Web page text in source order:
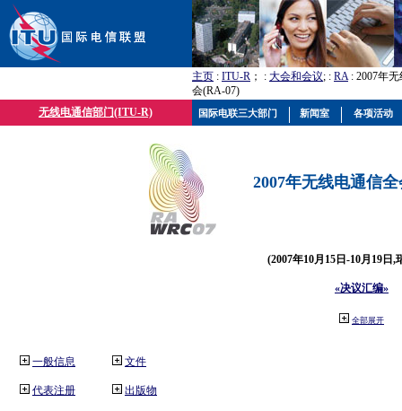
主页 : ITU-R ； : 大会和会议; : RA: 2007年
会(RA-07)
无线电通信部门(ITU-R)
2007年无线电通信
(2007年10月15日-10月19日,
«决议汇编»
全部展开
一般信息
代表注册
文件
出版物
国际电联三大部门 新闻室 各项活动